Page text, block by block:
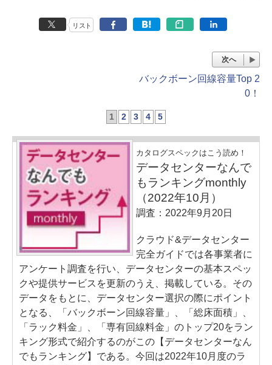
リスト
次へ
バックボーン回線容量Top 2
0！
1 2 3 4 5
カタログスペックはこう読め！
データセンターなんで
もランキングmonthly
（2022年10月）
調査：2022年9月20日
クラウド&データセンター
完全ガイドでは各事業者に
アンケート調査を行い、データセンターの基本スペッ
クや提供サービスを更新のうえ、掲載している。その
データをもとに、データセンター選択の際にポイント
となる、「バックボーン回線容量」、「総床面積」、
「ラック料金」、「専有回線料金」のトップ20をラン
キング形式で紹介するのがこの【データセンターなん
でもランキング】である。今回は2022年10月度のラ